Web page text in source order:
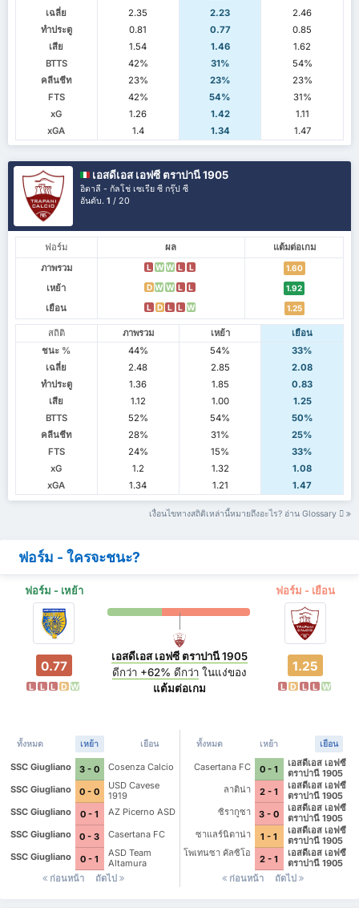
เฉลี่ย
2.35 2.23
2.46
ทำประตู
0.81 0.77
0.85
เสีย
1.54 1.46
1.62
BTTS
42% 31%
54%
คลีนชีท
23% 23%
23%
FTS
42% 54%
31%
xG
1.26 1.42
1.11
xGA
1.4 1.34 1.47
เอสดีเอส เอฟซี ตราปานี 1905
อิตาลี - กัลโช่ เซเรีย ซี กรุ๊ป ซี
อันดับ.1 / 20
ฟอร์ม ผล
แต้มต่อเกม
ภาพรวม
L W W L L 1.60
เหย้า D W W L L 1.92
เยือน L D L L W 1.25
สถิติ ภาพรวม เหย้า
เยือน
ชนะ %
44% 54%
33%
เฉลี่ย
2.48 2.85
2.08
ทำประตู
1.36 1.85
0.83
เสีย
1.12 1.00
1.25
BTTS
52% 54%
50%
คลีนชีท
28% 31%
25%
FTS
24% 15%
33%
xG
1.2 1.32
1.08
xGA
1.34 1.21 1.47
เงื่อนไขทางสถิติเหล่านี้หมายถึงอะไร? อ่าน Glossary
ฟอร์ม - ใครจะชนะ?
ฟอร์ม - เหย้า ฟอร์ม - เยือน
0.77
L L L D W
เอสดีเอส เอฟซี ตราปานี 1905
ดีกว่า +62% ดีกว่าในแง่ของ
แต้มต่อเกม
1.25
L D L L W
ทั้งหมด เหย้า เยือน
SSC Giugliano 3 - 0
Cosenza Calcio
SSC Giugliano
0 - 0
USD Cavese
1919
SSC Giugliano
0 - 1
AZ Picerno ASD
SSC Giugliano
0 - 3
Casertana FC
SSC Giugliano
0 - 1
ASD Team
Altamura
ก่อนหน้า
ถัดไป
ทั้งหมด เหย้า เยือน
Casertana FC 0 - 1
เอสดีเอส เอฟซี
ตราปานี 1905
ลาติน่า
2 - 1
เอสดีเอส เอฟซี
ตราปานี 1905
ซิรากูซา
3 - 0
เอสดีเอส เอฟซี
ตราปานี 1905
ซาแลร์นิตาน่า
1 - 1
เอสดีเอส เอฟซี
ตราปานี 1905
โพเทนซา คัลซิโอ
2 - 1
เอสดีเอส เอฟซี
ตราปานี 1905
ก่อนหน้า
ถัดไป